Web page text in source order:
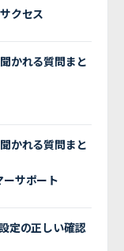
クセス
かれる質問まと
かれる質問まと
サポート
定の正しい確認